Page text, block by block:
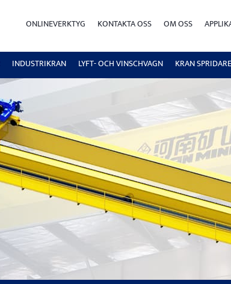
ONLINEVERKTYG KONTAKTA OSS OM OSS
INDUSTRIKRAN LYFT- OCH VINSCHVAGN KRAN SPRIDARE